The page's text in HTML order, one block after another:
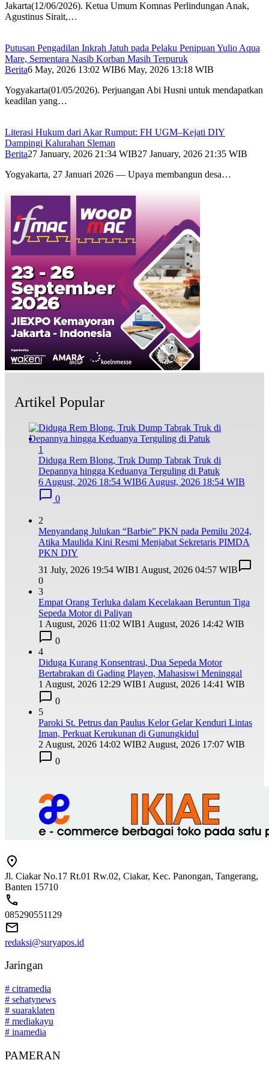
Jakarta(12/06/2026). Ketua Umum Komnas Perlindungan Anak,
Agustinus Sirait,…
Putusan Pengadilan Inkrah Jatuh pada Pelaku Penipuan Yulio Aqua
Mare, Sementara Nasib Korban Masih Terpuruk
Berita6 May, 2026 13:02 WIB6 May, 2026 13:18 WIB
Yogyakarta(01/05/2026). Perjuangan Abi Husni untuk mendapatkan
keadilan yang…
Literasi Hukum dari Akar Rumput: FH UGM–Kejati DIY
Dampingi Kalurahan Sleman
Berita27 January, 2026 21:34 WIB27 January, 2026 21:35 WIB
Yogyakarta, 27 Januari 2026 — Upaya membangun desa…
Artikel Popular
1
Diduga Rem Blong, Truk Dump Tabrak Truk di
Depannya hingga Keduanya Terguling di Patuk
6 August, 2026 18:54 WIB6 August, 2026 18:54 WIB
0
2
Menyandang Julukan “Barbie” PKN pada Pemilu 2024,
Atika Maulida Kini Resmi Menjabat Sekretaris PIMDA
PKN DIY
31 July, 2026 19:54 WIB1 August, 2026 04:57 WIB
0
3
Empat Orang Terluka dalam Kecelakaan Beruntun Tiga
Sepeda Motor di Paliyan
1 August, 2026 11:02 WIB1 August, 2026 14:42 WIB
0
4
Diduga Kurang Konsentrasi, Dua Sepeda Motor
Bertabrakan di Gading Playen, Mahasiswi Meninggal
1 August, 2026 12:29 WIB1 August, 2026 14:41 WIB
0
5
Paroki St. Petrus dan Paulus Kelor Gelar Kenduri Lintas
Iman, Perkuat Kerukunan di Gunungkidul
2 August, 2026 14:02 WIB2 August, 2026 17:07 WIB
0
Jl. Ciakar No.17 Rt.01 Rw.02, Ciakar, Kec. Panongan, Tangerang,
Banten 15710
085290551129
redaksi@suryapos.id
Jaringan
# citramedia
# sehatynews
# suaraklaten
# mediakayu
# inamedia
PAMERAN